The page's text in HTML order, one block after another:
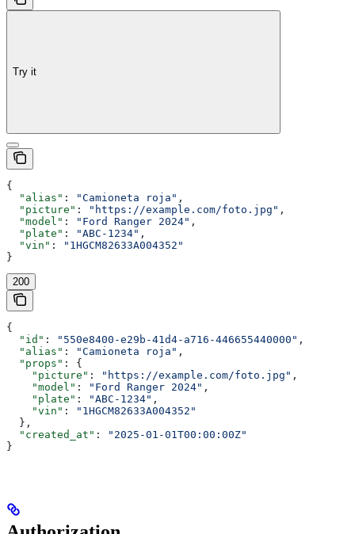
Try it
{
  "alias"
: "Camioneta roja" ,
  "picture"
: "https://example.com/foto.jpg" ,
  "model"
: "Ford Ranger 2024" ,
  "plate"
: "ABC-1234" ,
  "vin"
:
"1HGCM82633A004352"
}
200
{
  "id"
: "550e8400-e29b-41d4-a716-446655440000" ,
  "alias"
: "Camioneta roja" ,
  "props"
: {
    "picture"
: "https://example.com/foto.jpg" ,
    "model"
: "Ford Ranger 2024" ,
    "plate"
: "ABC-1234" ,
    "vin"
:
"1HGCM82633A004352"
  },
  "created_at"
:
"2025-01-01T00:00:00Z"
}